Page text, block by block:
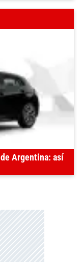
Argentina: así